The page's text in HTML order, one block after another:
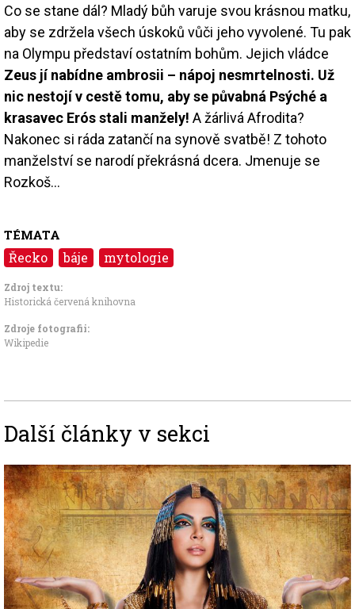
Co se stane dál? Mladý bůh varuje svou krásnou matku,
aby se zdržela všech úskoků vůči jeho vyvolené. Tu pak
na Olympu představí ostatním bohům. Jejich vládce
Zeus jí nabídne ambrosii – nápoj nesmrtelnosti. Už
nic nestojí v cestě tomu, aby se půvabná Psýché a
krasavec Erós stali manžely! A žárlivá Afrodita?
Nakonec si ráda zatančí na synově svatbě! Z tohoto
manželství se narodí překrásná dcera. Jmenuje se
Rozkoš...
TÉMATA
Řecko báje mytologie
Zdroj textu:
Historická červená knihovna
Zdroje fotografii:
Wikipedie
Další články v sekci
Image